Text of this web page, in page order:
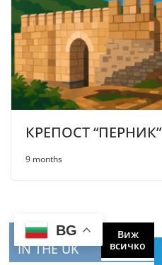
КРЕПОСТ “ПЕРНИК”
9 months
БЪЛГАРИ
IN THE UK
Виж
всичко
BG